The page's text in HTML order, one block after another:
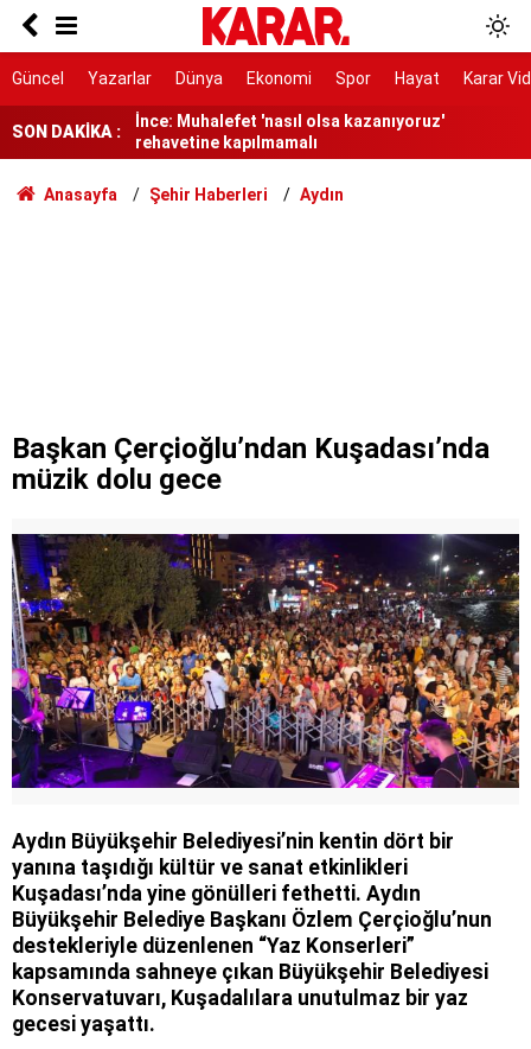
Güncel Yazarlar Dünya Ekonomi Spor Hayat Karar
SON DAKİKA :
Lüleburgaz Belediye Başkanı Murat Gerenli
CHP'den istifa etti
Başkanım
İnce: Muhalefet 'nasıl olsa kazanıyoruz'
rehavetine kapılmamalı
Kendisinin çayını dahi içmedim
atölyeye dönüştürdü
Gazi ve şehit yakınlarına ilişkin teklif kabul
edildi
Anasayfa Şehir Haberleri Aydın
Başkan Çerçioğlu’ndan Kuşadası’nda
müzik dolu gece
Aydın Büyükşehir Belediyesi’nin kentin dört bir
yanına taşıdığı kültür ve sanat etkinlikleri
Kuşadası’nda yine gönülleri fethetti. Aydın
Büyükşehir Belediye Başkanı Özlem Çerçioğlu’nun
destekleriyle düzenlenen “Yaz Konserleri”
kapsamında sahneye çıkan Büyükşehir Belediyesi
Konservatuvarı, Kuşadalılara unutulmaz bir yaz
gecesi yaşattı.